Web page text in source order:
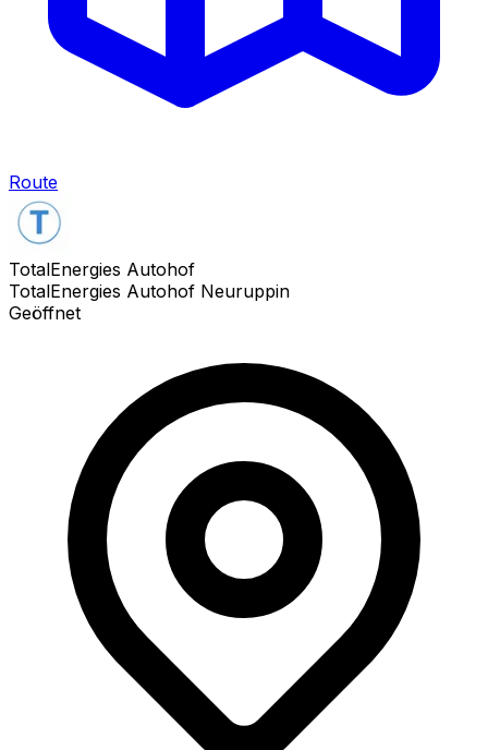
Route
TotalEnergies Autohof
TotalEnergies Autohof Neuruppin
Geöffnet